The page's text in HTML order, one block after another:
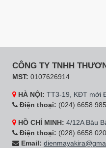
CÔNG TY TNHH
MST: 0107626914
HÀ NỘI: TT3-19, KĐT mới
Điện thoại: (024) 6658
HỒ CHÍ MINH: 4/12A Bàu
Điện thoại: (028) 6658
Email: